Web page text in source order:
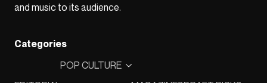
and music to its audience.
Categories
POP CULTURE